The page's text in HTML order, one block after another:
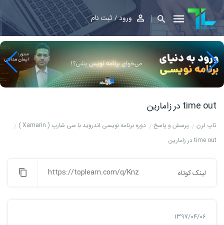
ورود ثبت نام
time out در زامارین
تاپ لرن پرسش و پاسخ
دوره برنامه نویسی اندروید با سی شارپ ( Xamarin )
time out در زامارین
لینک کوتاه https://toplearn.com/q/Knz
1397/04/06